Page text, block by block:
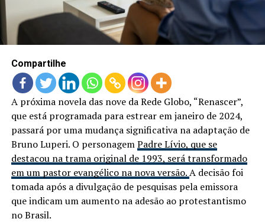
Compartilhe
A próxima novela das nove da Rede Globo, “Renascer”,
que está programada para estrear em janeiro de 2024,
passará por uma mudança significativa na adaptação de
Bruno Luperi. O personagemPadre Lívio, que se
destacou na trama original de 1993, será transformado
em um pastor evangélico na nova versão.A decisão foi
tomada após a divulgação de pesquisas pela emissora
que indicam um aumento na adesão ao protestantismo
no Brasil.